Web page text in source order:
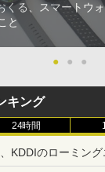
くる、スマートウ
と
● ● ●
キング
24時間
KDDIのローミング